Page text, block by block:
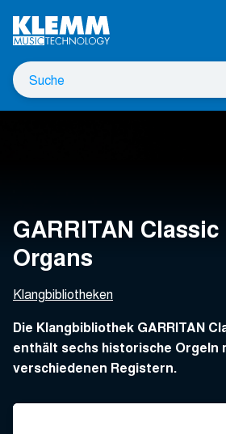
Hauptinhalt
Suche
nach
GARRITAN
Organs
Klangbibliotheken
Die Klangbibliothek GARRITAN
enthält sechs historische Orgeln
verschiedenen Registern.